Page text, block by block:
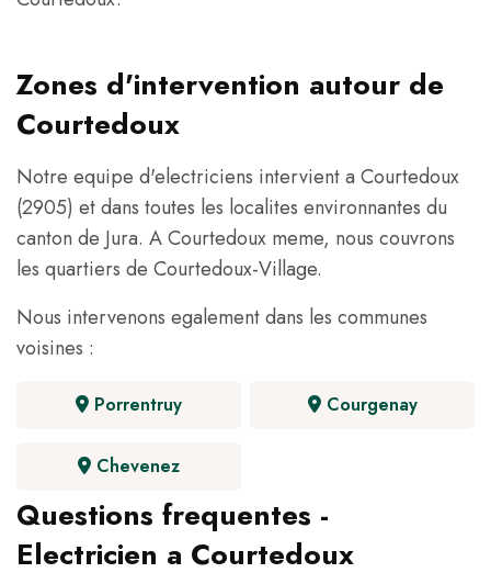
Zones d'intervention autour de
Courtedoux
Notre equipe d'electriciens intervient a Courtedoux
(2905) et dans toutes les localites environnantes du
canton de Jura. A Courtedoux meme, nous couvrons
les quartiers de Courtedoux-Village.
Nous intervenons egalement dans les communes
voisines :
Porrentruy Courgenay
Chevenez
Questions frequentes -
Electricien a Courtedoux